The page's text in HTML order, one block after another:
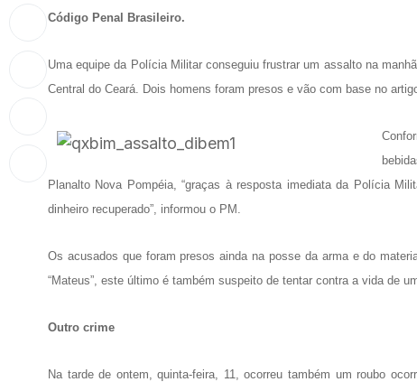
Código Penal Brasileiro.
Uma equipe da Polícia Militar conseguiu frustrar um assalto na
Central do Ceará. Dois homens foram presos e vão com base no
Planalto Nova Pompéia, “graças à resposta imediata da Polícia
dinheiro recuperado”, informou o PM.
Os acusados que foram presos ainda na posse da arma e do
“Mateus”, este último é também suspeito de tentar contra a vida de
Outro crime
Na tarde de ontem, quinta-feira, 11, ocorreu também um roubo